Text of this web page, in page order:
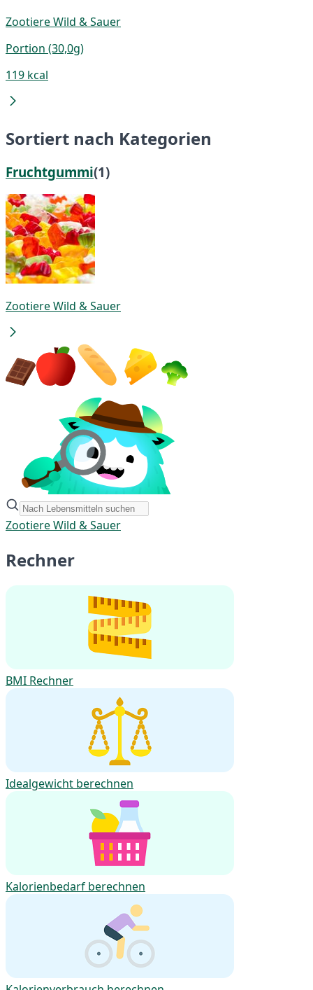
Zootiere Wild & Sauer
Portion (30,0g)
119 kcal
Sortiert nach Kategorien
Fruchtgummi(1)
Zootiere Wild & Sauer
Zootiere Wild & Sauer
Rechner
BMI Rechner
Idealgewicht berechnen
Kalorienbedarf berechnen